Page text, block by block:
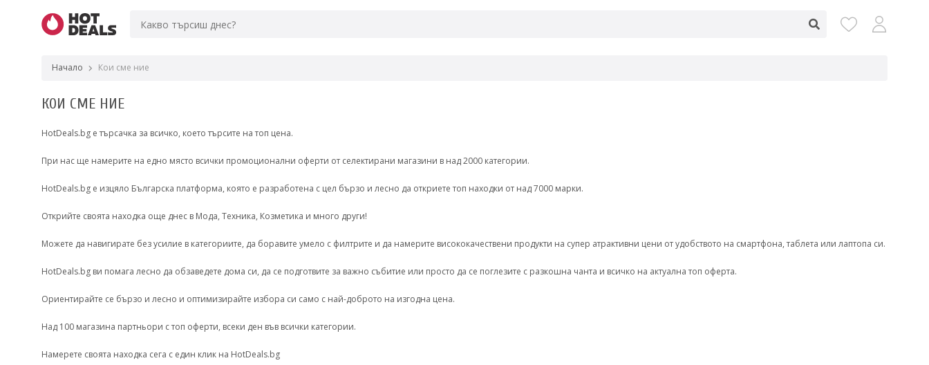
Начало Кои сме ние
КОИ СМЕ НИЕ
HotDeals.bg е търсачка за всичко, което търсите на топ цена.
При нас ще намерите на едно място всички промоционални оферти от селектирани магазини в над 2000 категории.
HotDeals.bg е изцяло Българска платформа, която е разработена с цел бързо и лесно да откриете топ находки от над 7000 марки.
Открийте своята находка още днес в Мода, Техника, Козметика и много други!
Можете да навигирате без усилие в категориите, да боравите умело с филтрите и да намерите висококачествени продукти на супер атрактивни цени от удобството на смартфона, таблета или лаптопа си.
HotDeals.bg ви помага лесно да обзаведете дома си, да се подготвите за важно събитие или просто да се поглезите с разкошна чанта и всичко на актуална топ оферта.
Ориентирайте се бързо и лесно и оптимизирайте избора си само с най-доброто на изгодна цена.
Над 100 магазина партньори с топ оферти, всеки ден във всички категории.
Намерете своята находка сега с един клик на HotDeals.bg